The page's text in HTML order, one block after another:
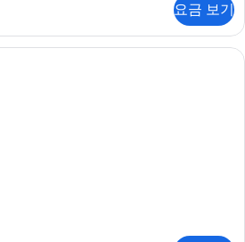
요금 보기
디럭스 트윈룸 | 책상, 암막 커튼, 방음